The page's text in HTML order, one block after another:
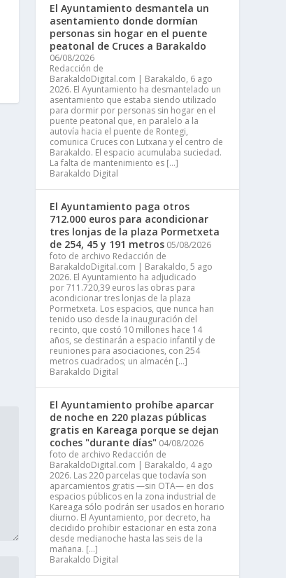
El Ayuntamiento desmantela un
asentamiento donde dormían
personas sin hogar en el puente
peatonal de Cruces a Barakaldo
06/08/2026
Redacción de
BarakaldoDigital.com | Barakaldo, 6 ago
2026. El Ayuntamiento ha desmantelado un
asentamiento que estaba siendo utilizado
para dormir por personas sin hogar en el
puente peatonal que, en paralelo a la
autovía hacia el puente de Rontegi,
comunica Cruces con Lutxana y el centro de
Barakaldo. El espacio acumulaba suciedad.
La falta de mantenimiento es […]
Barakaldo Digital
El Ayuntamiento paga otros
712.000 euros para acondicionar
tres lonjas de la plaza Pormetxeta
de 254, 45 y 191 metros 05/08/2026
foto de archivo Redacción de
BarakaldoDigital.com | Barakaldo, 5 ago
2026. El Ayuntamiento ha adjudicado
por 711.720,39 euros las obras para
acondicionar tres lonjas de la plaza
Pormetxeta. Los espacios, que nunca han
tenido uso desde la inauguración del
recinto, que costó 10 millones hace 14
años, se destinarán a espacio infantil y de
reuniones para asociaciones, con 254
metros cuadrados; un almacén […]
Barakaldo Digital
El Ayuntamiento prohíbe aparcar
de noche en 220 plazas públicas
gratis en Kareaga porque se dejan
coches "durante días" 04/08/2026
foto de archivo Redacción de
BarakaldoDigital.com | Barakaldo, 4 ago
2026. Las 220 parcelas que todavía son
aparcamientos gratis —sin OTA— en dos
espacios públicos en la zona industrial de
Kareaga sólo podrán ser usados en horario
diurno. El Ayuntamiento, por decreto, ha
decidido prohibir estacionar en esta zona
desde medianoche hasta las seis de la
mañana. […]
Barakaldo Digital